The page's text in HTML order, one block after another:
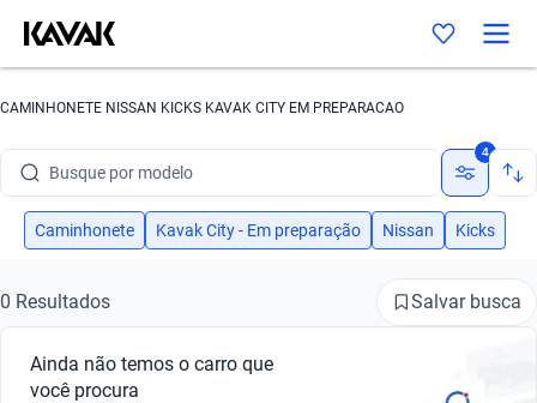
CAMINHONETE NISSAN KICKS KAVAK CITY EM PREPARACAO
Busque por modelo
Busque por versão
Busque por marca
Busque por modelo
4
Caminhonete Kavak City - Em preparação Nissan Kicks
0 Resultados Salvar busca
Ainda não temos o carro que
você procura